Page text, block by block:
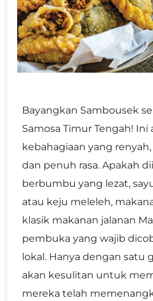
Bayangkan Sambousek
Samosa Timur Tengah!
kebahagiaan yang
dan penuh rasa. Apakah
berbumbu yang lezat,
atau keju meleleh,
klasik makanan jalanan
pembuka yang wajib
lokal. Hanya dengan satu
akan kesulitan untuk
mereka telah